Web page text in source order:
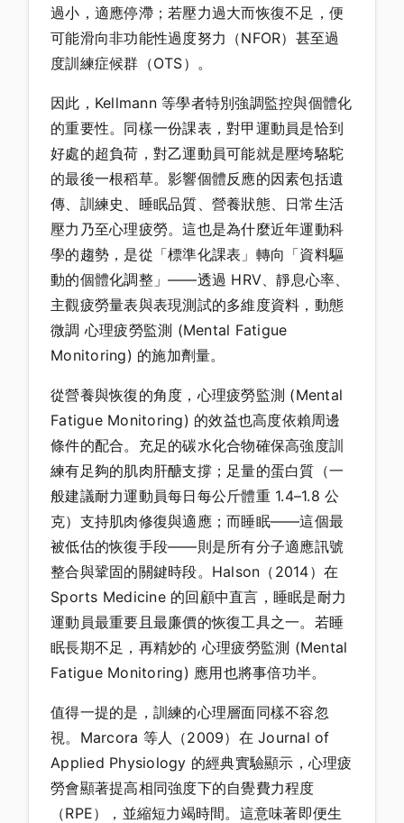
過小，適應停滯；若壓力過大而恢復不足，便
可能滑向非功能性過度努力（NFOR）甚至過
度訓練症候群（OTS）。
因此，Kellmann 等學者特別強調監控與個體化
的重要性。同樣一份課表，對甲運動員是恰到
好處的超負荷，對乙運動員可能就是壓垮駱駝
的最後一根稻草。影響個體反應的因素包括遺
傳、訓練史、睡眠品質、營養狀態、日常生活
壓力乃至心理疲勞。這也是為什麼近年運動科
學的趨勢，是從「標準化課表」轉向「資料驅
動的個體化調整」——透過 HRV、靜息心率、
主觀疲勞量表與表現測試的多維度資料，動態
微調 心理疲勞監測 (Mental Fatigue
Monitoring) 的施加劑量。
從營養與恢復的角度，心理疲勞監測 (Mental
Fatigue Monitoring) 的效益也高度依賴周邊
條件的配合。充足的碳水化合物確保高強度訓
練有足夠的肌肉肝醣支撐；足量的蛋白質（一
般建議耐力運動員每日每公斤體重 1.4–1.8 公
克）支持肌肉修復與適應；而睡眠——這個最
被低估的恢復手段——則是所有分子適應訊號
整合與鞏固的關鍵時段。Halson（2014）在
Sports Medicine 的回顧中直言，睡眠是耐力
運動員最重要且最廉價的恢復工具之一。若睡
眠長期不足，再精妙的 心理疲勞監測 (Mental
Fatigue Monitoring) 應用也將事倍功半。
值得一提的是，訓練的心理層面同樣不容忽
視。Marcora 等人（2009）在 Journal of
Applied Physiology 的經典實驗顯示，心理疲
勞會顯著提高相同強度下的自覺費力程度
（RPE），並縮短力竭時間。這意味著即便生